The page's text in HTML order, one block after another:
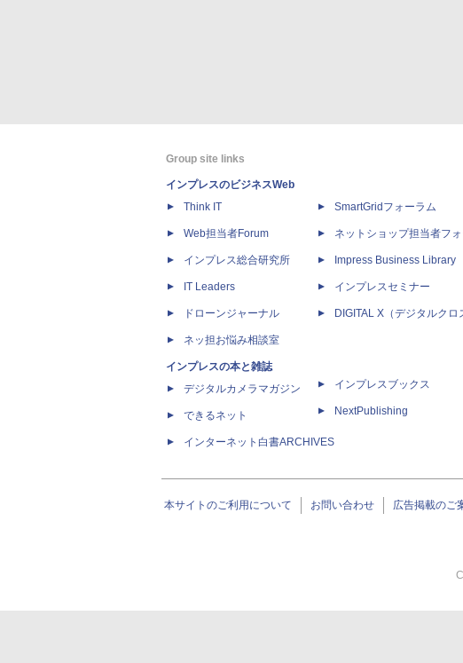
Group site links
インプレスのビジネスWeb
Think IT
Web担当者Forum
インプレス総合研究所
IT Leaders
ドローンジャーナル
ネッ担お悩み相談室
インプレスの本と雑誌
デジタルカメラマガジン
できるネット
インターネット白書ARCHIVES
SmartGridフォーラム
ネットショップ担当者フ
Impress Business Library
インプレスセミナー
DIGITAL X（デジタルクロ
インプレスブックス
NextPublishing
本サイトのご利用について お問い合わせ 広告掲載のご